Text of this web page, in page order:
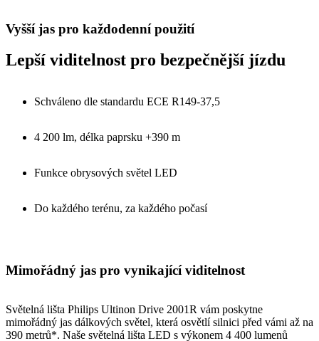
Vyšší jas pro každodenní použití
Lepší viditelnost pro bezpečnější jízdu
Schváleno dle standardu ECE R149-37,5
4 200 lm, délka paprsku +390 m
Funkce obrysových světel LED
Do každého terénu, za každého počasí
Mimořádný jas pro vynikající viditelnost
Světelná lišta Philips Ultinon Drive 2001R vám poskytne
mimořádný jas dálkových světel, která osvětlí silnici před vámi až na
390 metrů*. Naše světelná lišta LED s výkonem 4 400 lumenů